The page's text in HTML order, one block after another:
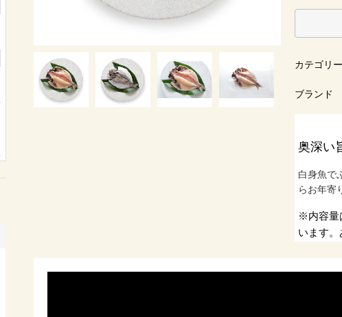
カテゴリー
ブランド
奥深い
白身魚で
らお年寄
※内容量
います